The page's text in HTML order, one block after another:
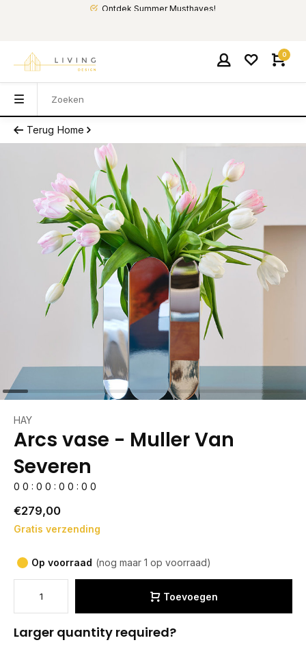
Ontdek Summer Musthaves!
0
Terug Home
HAY
Arcs vase - Muller Van
Severen
0 0 : 0 0 : 0 0 : 0 0
€279,00
Gratis verzending
Op voorraad (nog maar 1 op voorraad)
Toevoegen
Larger quantity required?